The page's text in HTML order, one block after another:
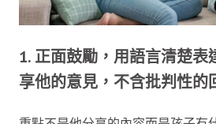
1. 正面鼓勵，用語言清楚表
享他的意見，不含批判性的